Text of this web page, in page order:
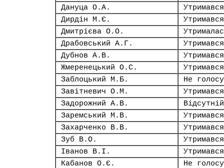
Дануца О.А.
Утримався
Дирдін М.Є.
Утримався
Дмитрієва О.О.
Драбовський А.Г.
Утримався
Дубнов А.В.
Утримався
Жмеренецький О.С.
Утримався
Заблоцький М.Б.
Не
Завітневич О.М.
Утримався
Задорожний А.В.
Відсутній
Заремський М.В.
Утримався
Захарченко В.В.
Утримався
Зуб В.О.
Утримався
Іванов В.І.
Утримався
Кабанов О.Є.
Не